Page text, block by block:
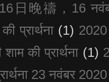
日晚禱，16
प्रार्थना (1)
की प्रार्थना (1)
23 नवंबर 2020